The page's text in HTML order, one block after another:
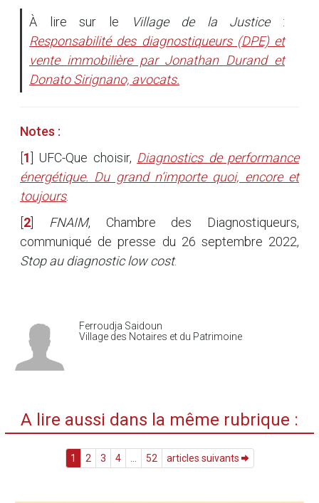
À lire sur le
Village de la Justice:
Responsabilité des diagnostiqueurs (DPE) et
vente immobilière par Jonathan Durand et
Donato Sirignano, avocats.
Notes :
1 UFC-Que choisir, Diagnostics de performance
énergétique. Du grand n’importe quoi, encore et
toujours.
2 FNAIM, Chambre des Diagnostiqueurs,
communiqué de presse du 26 septembre 2022,
Stop au diagnostic low cost.
Ferroudja Saidoun
Village des Notaires et du Patrimoine
A lire aussi dans la même rubrique :
1 2 3 4 52 articles suivants